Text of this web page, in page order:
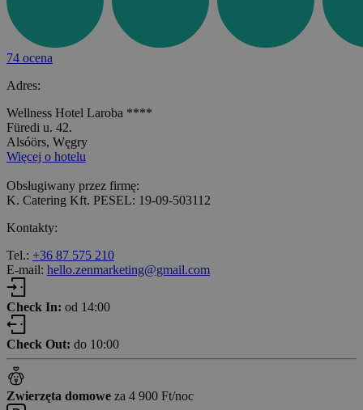
74 ocena
Adres:
Wellness Hotel Laroba ****
Füredi u. 42.
Alsóörs, Węgry
Więcej o hotelu
Obsługiwany przez firmę:
K. Catering Kft. PESEL: 19-09-503112
Kontakty:
Tel.: +36 87 575 210
E-mail: hello.zenmarketing@gmail.com
Check In: od 14:00
Check Out: do 10:00
Zwierzęta domowe za 4 900 Ft/noc